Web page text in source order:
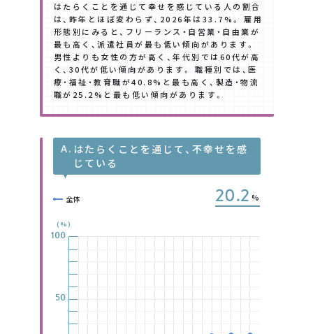
はたらくことを通じて幸せを感じている人の割合
は、昨年とほぼ変わらず、2026年は33.7%。 雇用
形態別にみると、フリーランス・自営業・自由業が
最も高く、派遣社員が最も低い傾向があります。
男性よりも女性の方が高く、年代別では60代が高
く、30代が低い傾向があります。 職種別では、医
療・福祉・教育職が40.8%と最も高く、製造・物流
職が25.2%と最も低い傾向があります。
A. はたらくことを通じて、不幸せを感
じている
20.2 %
全体
(%)
50
100
50
100
50
100
50
100
50
100
50
100
50
100